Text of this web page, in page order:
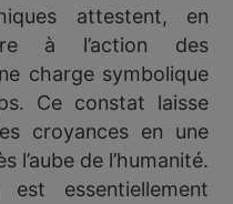
attestent, en
à l’action des
charge symbolique
Ce constat laisse
croyances en une
l’aube de l’humanité.
essentiellement